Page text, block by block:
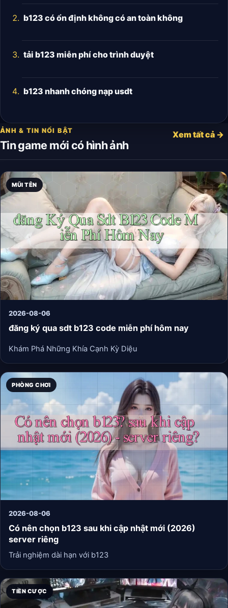
b123 có ổn định không có an toàn không
tải b123 miễn phí cho trình duyệt
b123 nhanh chóng nạp usdt
ẢNH & TIN NỔI BẬT
Tin game mới có hình ảnh
Xem tất cả →
MŨI TÊN
2026-08-06
đăng ký qua sdt b123 code miễn phí hôm nay
Khám Phá Những Khía Cạnh Kỳ Diệu
PHÒNG CHƠI
2026-08-06
Có nên chọn b123 sau khi cập nhật mới (2026)
server riêng
Trải nghiệm dài hạn với b123
TIỀN CƯỢC